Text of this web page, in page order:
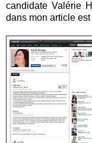
candidate Valérie
dans mon article